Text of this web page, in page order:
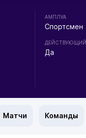
АМПЛУА
Спортсмен
ДЕЙСТВУЮЩИЙ
Да
Матчи Команды